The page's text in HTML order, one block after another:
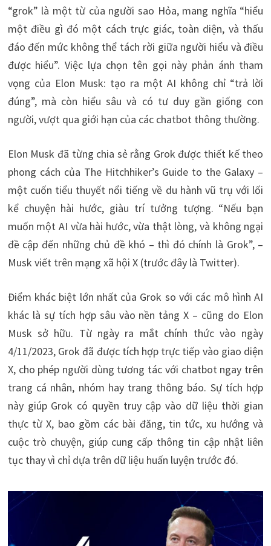
“grok” là một từ của người sao Hỏa, mang nghĩa “hiểu
một điều gì đó một cách trực giác, toàn diện, và thấu
đáo đến mức không thể tách rời giữa người hiểu và điều
được hiểu”. Việc lựa chọn tên gọi này phản ánh tham
vọng của Elon Musk: tạo ra một AI không chỉ “trả lời
đúng”, mà còn hiểu sâu và có tư duy gần giống con
người, vượt qua giới hạn của các chatbot thông thường.
Elon Musk đã từng chia sẻ rằng Grok được thiết kế theo
phong cách của The Hitchhiker’s Guide to the Galaxy –
một cuốn tiểu thuyết nổi tiếng về du hành vũ trụ với lối
kể chuyện hài hước, giàu trí tưởng tượng. “Nếu bạn
muốn một AI vừa hài hước, vừa thật lòng, và không ngại
đề cập đến những chủ đề khó – thì đó chính là Grok”, –
Musk viết trên mạng xã hội X (trước đây là Twitter).
Điểm khác biệt lớn nhất của Grok so với các mô hình AI
khác là sự tích hợp sâu vào nền tảng X – cũng do Elon
Musk sở hữu. Từ ngày ra mắt chính thức vào ngày
4/11/2023, Grok đã được tích hợp trực tiếp vào giao diện
X, cho phép người dùng tương tác với chatbot ngay trên
trang cá nhân, nhóm hay trang thông báo. Sự tích hợp
này giúp Grok có quyền truy cập vào dữ liệu thời gian
thực từ X, bao gồm các bài đăng, tin tức, xu hướng và
cuộc trò chuyện, giúp cung cấp thông tin cập nhật liên
tục thay vì chỉ dựa trên dữ liệu huấn luyện trước đó.